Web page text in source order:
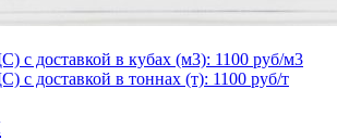
с доставкой в кубах (м3): 1100 руб/м3
с доставкой в тоннах (т): 1100 руб/т